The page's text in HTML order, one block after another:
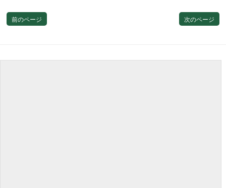
前のページ 次のページ